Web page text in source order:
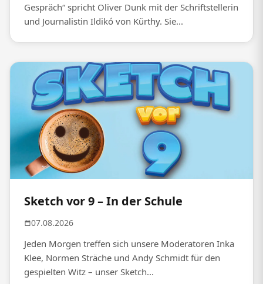
Gespräch“ spricht Oliver Dunk mit der Schriftstellerin
und Journalistin Ildikó von Kürthy. Sie...
Sketch vor 9 – In der Schule
07.08.2026
Jeden Morgen treffen sich unsere Moderatoren Inka
Klee, Normen Sträche und Andy Schmidt für den
gespielten Witz – unser Sketch...